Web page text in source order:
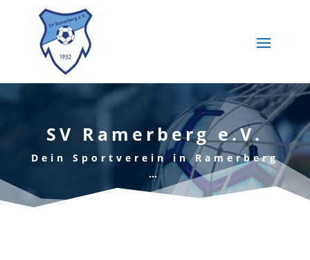
SV Ramerberg e.V.
Dein Sportverein in Ramerberg
…